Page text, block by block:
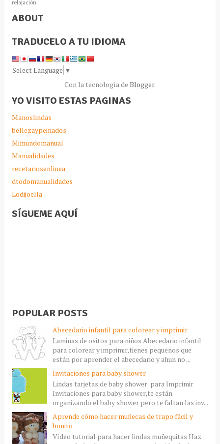
relajación
ABOUT
TRADUCELO A TU IDIOMA
Select Language ▼
Con la tecnología de Blogger.
YO VISITO ESTAS PAGINAS
Manoslindas
bellezaypeinados
Mimundomanual
Manualidades
recetariosenlinea
dtodomanualidades
Lodijoella
SÍGUEME AQUÍ
POPULAR POSTS
Abecedario infantil para colorear y imprimir
Laminas de ositos para niños Abecedario infantil
para colorear y imprimir,tienes pequeños que
están por aprender el abecedario y ahun no ...
Invitaciones para baby shower
Lindas tarjetas de baby shower para Imprimir
Invitaciones para baby shower,te están
organizando el baby shower pero te faltan las inv...
Aprende cómo hacer muñecas de trapo fácil y
bonito
Vídeo tutorial para hacer lindas muñequitas Haz